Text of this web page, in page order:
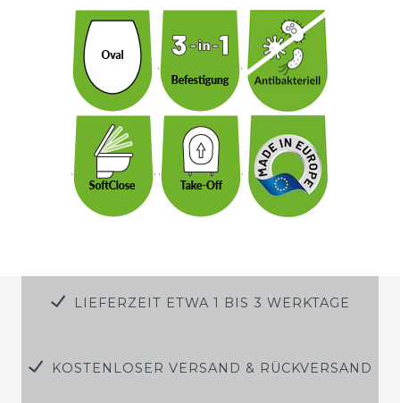
LIEFERZEIT ETWA 1 BIS 3 WERKTAGE
KOSTENLOSER VERSAND & RÜCKVERSAND